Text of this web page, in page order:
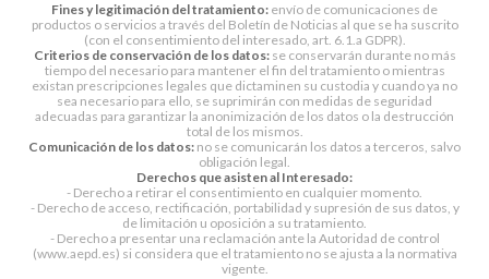
Fines y legitimación del tratamiento: envío de comunicaciones de
productos o servicios a través del Boletín de Noticias al que se ha suscrito
(con el consentimiento del interesado, art. 6.1.a GDPR).
Criterios de conservación de los datos:se conservarán durante no más
tiempo del necesario para mantener el fin del tratamiento o mientras
existan prescripciones legales que dictaminen su custodia y cuando ya no
sea necesario para ello, se suprimirán con medidas de seguridad
adecuadas para garantizar la anonimización de los datos o la destrucción
total de los mismos.
Comunicación de los datos: no se comunicarán los datos a terceros, salvo
obligación legal.
Derechos que asisten al Interesado:
- Derecho a retirar el consentimiento en cualquier momento.
- Derecho de acceso, rectificación, portabilidad y supresión de sus datos, y
de limitación u oposición a su tratamiento.
- Derecho a presentar una reclamación ante la Autoridad de control
(www.aepd.es) si considera que el tratamiento no se ajusta a la normativa
vigente.